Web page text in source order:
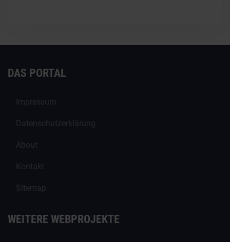
DAS PORTAL
Impressum
Datenschutzerklärung
About
Kontakt
Sitemap
WEITERE WEBPROJEKTE